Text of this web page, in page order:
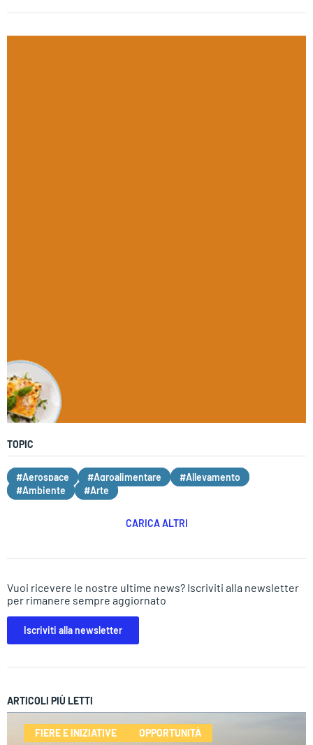
TOPIC
#Aerospace #Agroalimentare
#Allevamento
#Ambiente
#Arte
CARICA ALTRI
Vuoi ricevere le nostre ultime news? Iscriviti alla newsletter
per rimanere sempre aggiornato
Iscriviti alla newsletter
ARTICOLI PIÙ LETTI
FIERE E INIZIATIVE OPPORTUNITÀ